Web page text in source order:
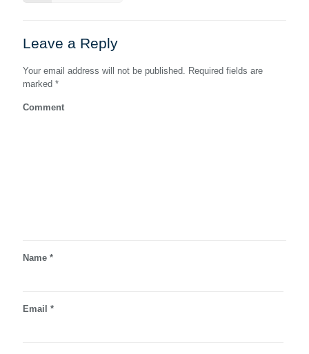
Leave a Reply
Your email address will not be published. Required fields are
marked *
Comment
Name *
Email *